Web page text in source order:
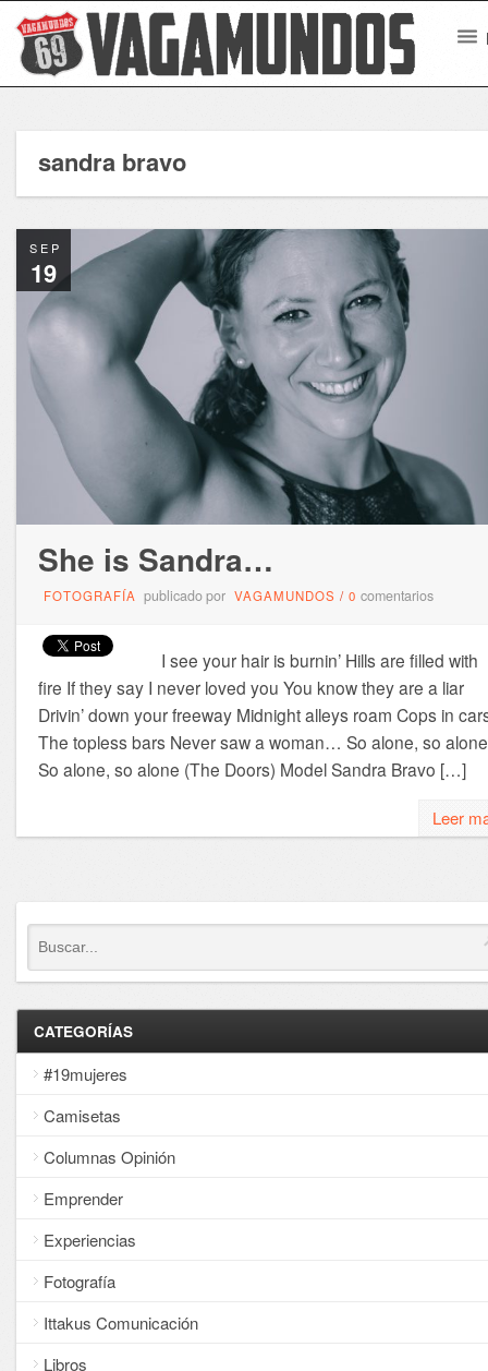
sandra bravo
SEP
19
She is Sandra…
FOTOGRAFÍA publicado por VAGAMUNDOS / 0 comentarios
I see your hair is burnin’ Hills are filled with
fire If they say I never loved you You know they are a liar
Drivin’ down your freeway Midnight alleys roam Cops in
The topless bars Never saw a woman… So alone, so alone
So alone, so alone (The Doors) Model Sandra Bravo […]
Leer
CATEGORÍAS
#19mujeres
Camisetas
Columnas Opinión
Emprender
Experiencias
Fotografía
Ittakus Comunicación
Libros